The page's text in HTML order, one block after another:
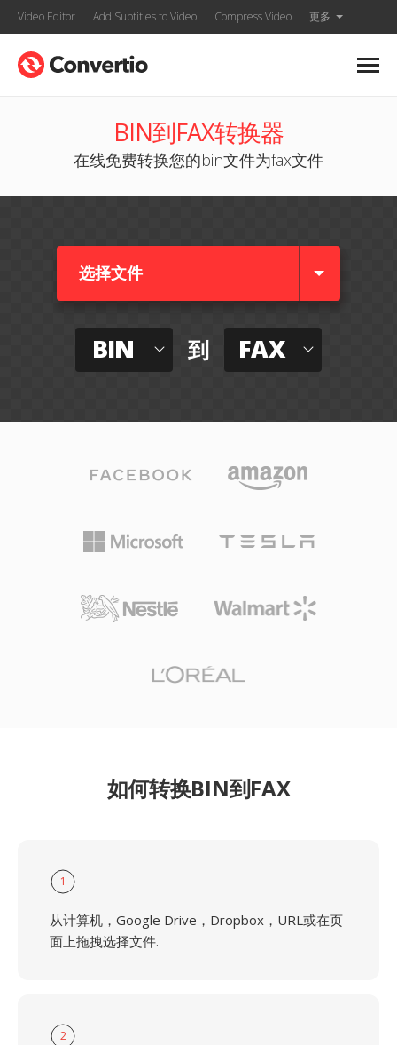
Video Editor Add Subtitles to Video Compress Video 更多
BIN到FAX转换器
在线免费转换您的bin文件为fax文件
选择文件
BIN 到 FAX
如何转换BIN到FAX
1
从计算机，Google Drive，Dropbox，URL或在页
面上拖拽选择文件.
2